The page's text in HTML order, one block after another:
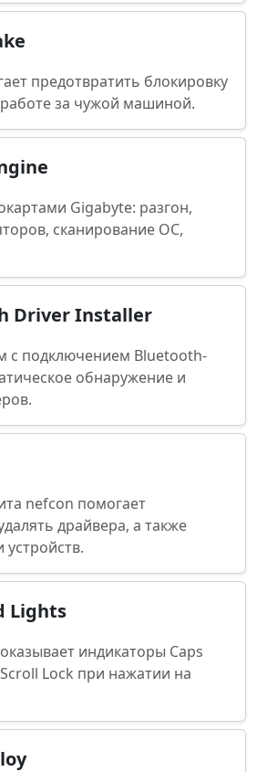
предотвратить блокировку
за чужой машиной.
Gigabyte: разгон,
сканирование OC,
Driver Installer
с подключением Bluetooth-
обнаружение и
nefcon помогает
драйвера, а также
устройств.
Lights
индикаторы Caps
Lock при нажатии на